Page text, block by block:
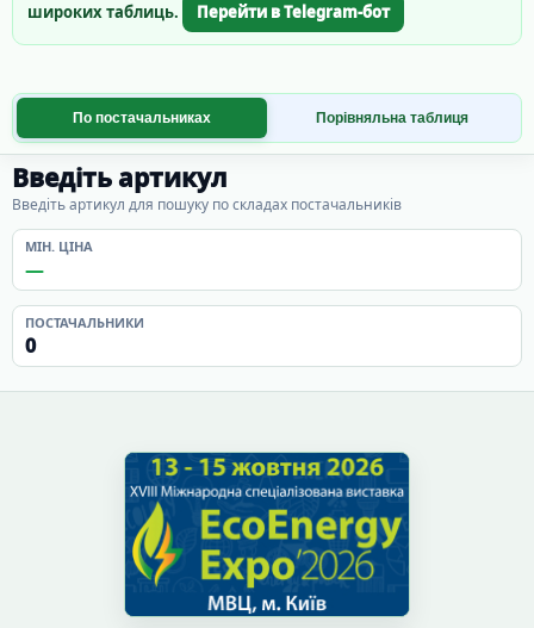
широких таблиць.
Перейти в Telegram-бот
По постачальниках Порівняльна таблиця
Введіть артикул
Введіть артикул для пошуку по складах постачальників
МІН. ЦІНА
—
ПОСТАЧАЛЬНИКИ
0